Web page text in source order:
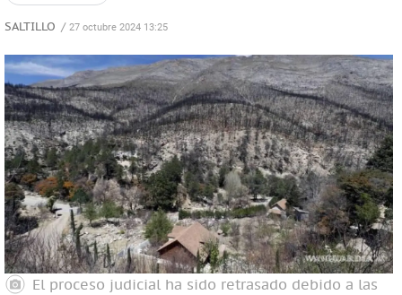
SALTILLO / 27 octubre 2024 13:25
El proceso judicial ha sido retrasado debido a las